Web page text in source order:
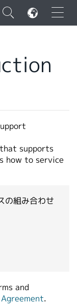
×
supports
how to service
の組み合わせ
and
.